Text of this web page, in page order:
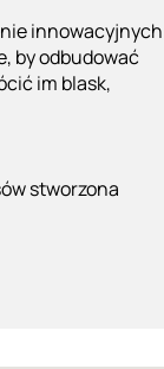
innowacyjnych
by odbudować
im blask,
stworzona